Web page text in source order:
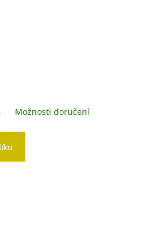
Možnosti doručení